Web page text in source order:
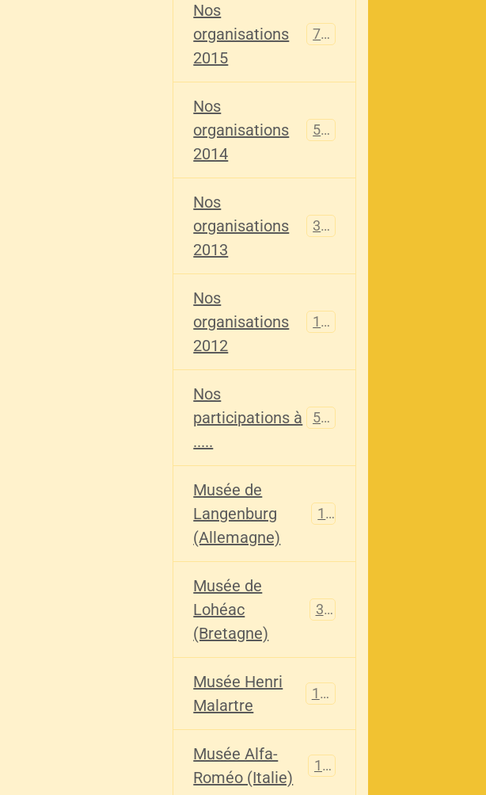
Nos
organisations
2015
776
Nos
organisations
2014
516
Nos
organisations
2013
344
Nos
organisations
2012
155
Nos
participations à
.....
563
Musée de
Langenburg
(Allemagne)
113
Musée de
Lohéac
(Bretagne)
321
Musée Henri
Malartre
136
Musée Alfa-
Roméo (Italie)
107